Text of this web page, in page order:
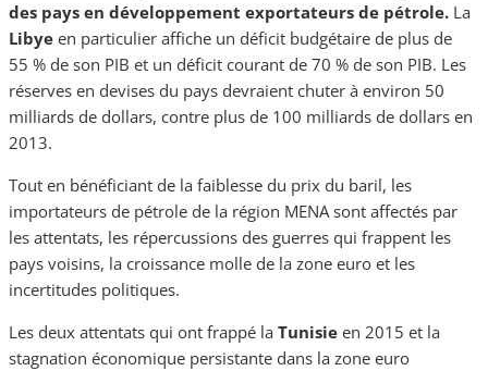
des pays en développement exportateurs de pétrole. La
Libye en particulier affiche un déficit budgétaire de plus de
55 % de son PIB et un déficit courant de 70 % de son PIB. Les
réserves en devises du pays devraient chuter à environ 50
milliards de dollars, contre plus de 100 milliards de dollars en
2013.
Tout en bénéficiant de la faiblesse du prix du baril, les
importateurs de pétrole de la région MENA sont affectés par
les attentats, les répercussions des guerres qui frappent les
pays voisins, la croissance molle de la zone euro et les
incertitudes politiques.
Les deux attentats qui ont frappé la Tunisie en 2015 et la
stagnation économique persistante dans la zone euro